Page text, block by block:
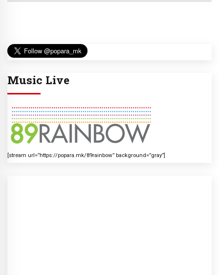
Music Live
[stream url=”https://popara.mk/89rainbow” background=”gray”]